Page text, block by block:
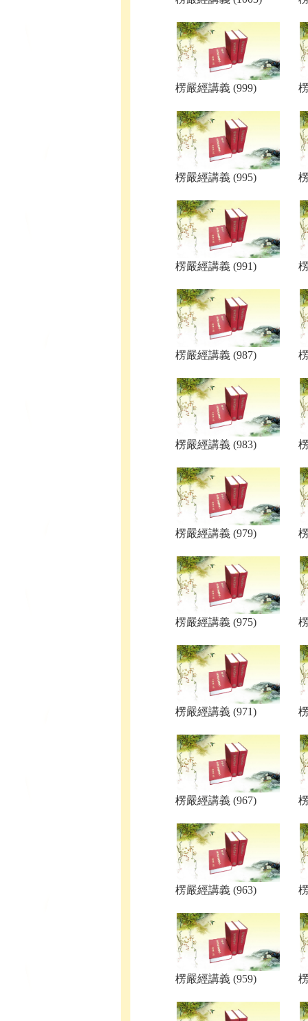
楞嚴經講義 (999)
楞嚴經講義 (995)
楞嚴經講義 (991)
楞嚴經講義 (987)
楞嚴經講義 (983)
楞嚴經講義 (979)
楞嚴經講義 (975)
楞嚴經講義 (971)
楞嚴經講義 (967)
楞嚴經講義 (963)
楞嚴經講義 (959)